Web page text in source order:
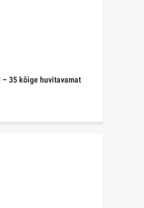
– 35 kõige huvitavamat